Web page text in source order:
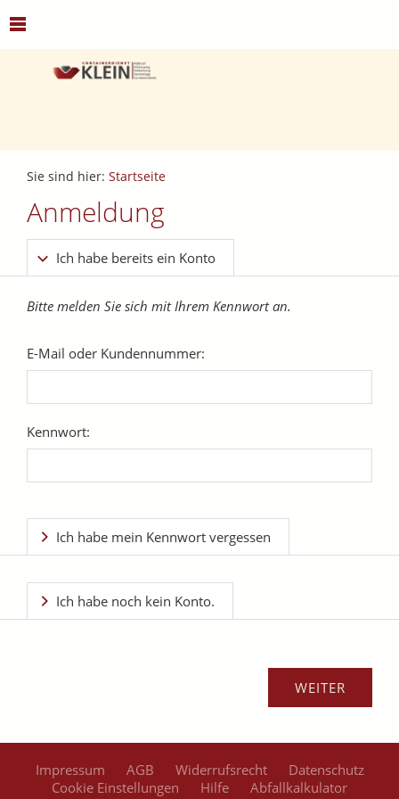
Sie sind hier: Startseite
Anmeldung
Ich habe bereits ein Konto
Bitte melden Sie sich mit Ihrem Kennwort an.
E-Mail oder Kundennummer:
Kennwort:
Ich habe mein Kennwort vergessen
Ich habe noch kein Konto.
Impressum AGB Widerrufsrecht
Datenschutz
Cookie Einstellungen
Hilfe Abfallkalkulator